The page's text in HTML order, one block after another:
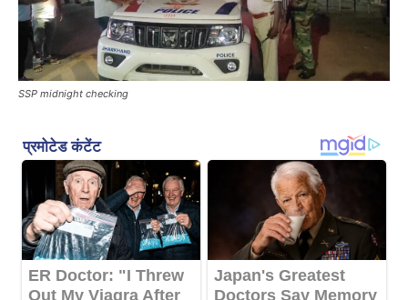
SSP midnight checking